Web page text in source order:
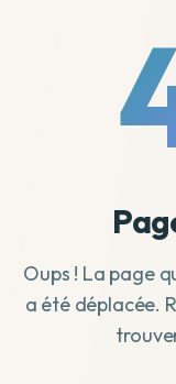
Oups ! La page
a été déplacée.